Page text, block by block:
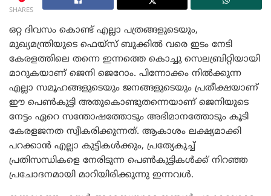
SHARES
ഒറ്റ ദിവസം കൊണ്ട് എല്ലാ പത്രങ്ങളുടെയും,
മുഖ്യമന്ത്രിയുടെ ഫെയ്സ് ബുക്കിൽ വരെ ഇടം നേടി
കേരളത്തിലെ തന്നെ ഇന്നത്തെ കൊച്ചു സെലബ്രിറ്റിയായി
മാറുകയാണ് ജെനി ജെറോം. പിന്നോക്കം നിൽക്കുന്ന
എല്ലാ സമൂഹങ്ങളുടെയും ജനങ്ങളുടെയും പ്രതീക്ഷയാണ്
ഈ പെൺകുട്ടി അതുകൊണ്ടുതന്നെയാണ് ജെനിയുടെ
നേട്ടം ഏറെ സന്തോഷത്തോടും അഭിമാനത്തോടും കൂടി
കേരളജനത സ്വീകരിക്കുന്നത്. ആകാശം ലക്ഷ്യമാക്കി
പറക്കാൻ എല്ലാ കുട്ടികൾക്കും, പ്രത്യേകുച്ച്
പ്രതിസന്ധികളെ നേരിടുന്ന പെൺകുട്ടികൾക്ക് നിറഞ്ഞ
പ്രചോദനമായി മാറിയിരിക്കുന്നു ഇന്നവൾ.